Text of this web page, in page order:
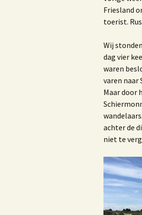
Privacy beleid van
Friesland
toerist.
Wij
dag vier
waren
varen naar
Maar door
achter de
niet te